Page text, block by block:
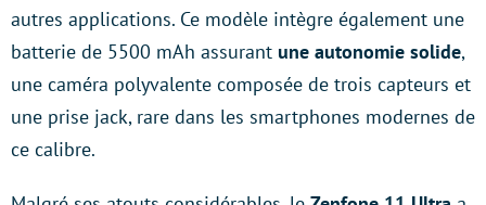
autres applications. Ce modèle intègre également une
batterie de 5500 mAh assurant une autonomie solide,
une caméra polyvalente composée de trois capteurs et
une prise jack, rare dans les smartphones modernes de
ce calibre.